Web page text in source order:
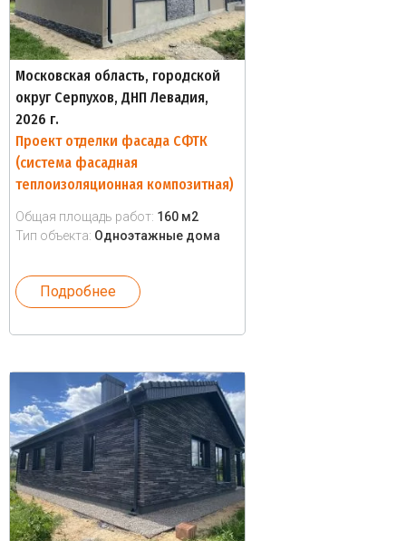
Московская область, городской
округ Серпухов, ДНП Левадия,
2026 г.
Проект отделки фасада СФТК
(система фасадная
теплоизоляционная композитная)
Общая площадь работ: 160 м2
Тип объекта: Одноэтажные дома
Подробнее